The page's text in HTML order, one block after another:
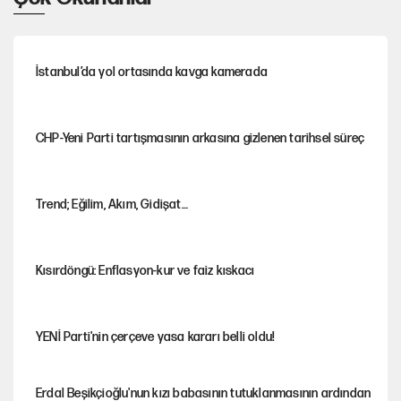
İstanbul’da yol ortasında kavga kamerada
CHP-Yeni Parti tartışmasının arkasına gizlenen tarihsel süreç
Trend; Eğilim, Akım, Gidişat…
Kısırdöngü: Enflasyon-kur ve faiz kıskacı
YENİ Parti'nin çerçeve yasa kararı belli oldu!
Erdal Beşikçioğlu'nun kızı babasının tutuklanmasının ardından